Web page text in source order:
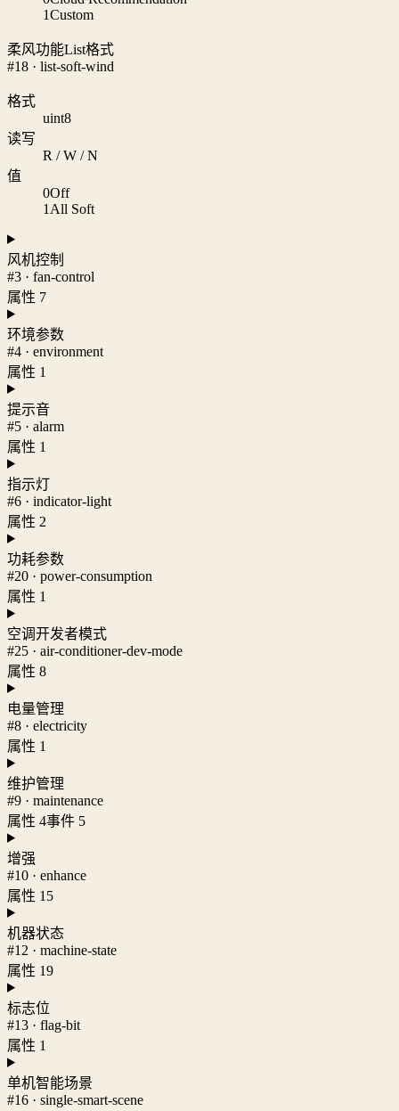
1Custom
柔风功能List格式
#18 · list-soft-wind
格式
uint8
读写
R / W / N
值
0Off
1 All Soft
风机控制
#3 · fan-control
属性 7
环境参数
#4 · environment
属性 1
提示音
#5 · alarm
属性 1
指示灯
#6 · indicator-light
属性 2
功耗参数
#20 · power-consumption
属性 1
空调开发者模式
#25 · air-conditioner-dev-mode
属性 8
电量管理
#8 · electricity
属性 1
维护管理
#9 · maintenance
属性 4事件 5
增强
#10 · enhance
属性 15
机器状态
#12 · machine-state
属性 19
标志位
#13 · flag-bit
属性 1
单机智能场景
#16 · single-smart-scene